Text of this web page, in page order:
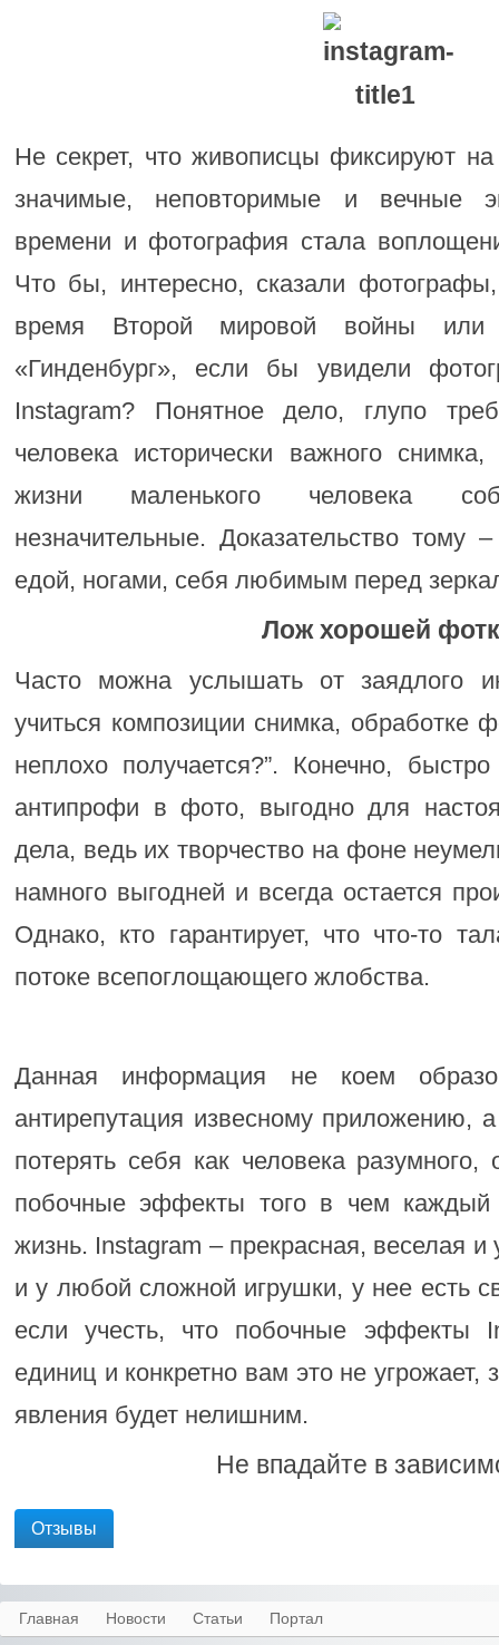
Не секрет, что живописцы фиксируют на
значимые, неповторимые и вечные
времени и фотография стала
Что бы, интересно, сказали
время Второй мировой войны или
«Гинденбург», если бы увидели
Instagram? Понятное дело, глупо
человека исторически важного
жизни маленького человека
незначительные. Доказательство
едой, ногами, себя любимым перед
Лож хорошей
Часто можна услышать от заядлого
учиться композиции снимка, обработке
неплохо получается?”. Конечно,
антипрофи в фото, выгодно для
дела, ведь их творчество на фоне
намного выгодней и всегда остается
Однако, кто гарантирует, что что-то
потоке всепоглощающего жлобства.
Данная информация не коем
антирепутация извесному приложению,
потерять себя как человека
побочные эффекты того в чем каждый
жизнь. Instagram – прекрасная, веселая
и у любой сложной игрушки, у нее есть
если учесть, что побочные эффекты
единиц и конкретно вам это не угрожает,
явления будет нелишним.
Не впадайте в
Отзывы
Главная Новости Статьи Портал